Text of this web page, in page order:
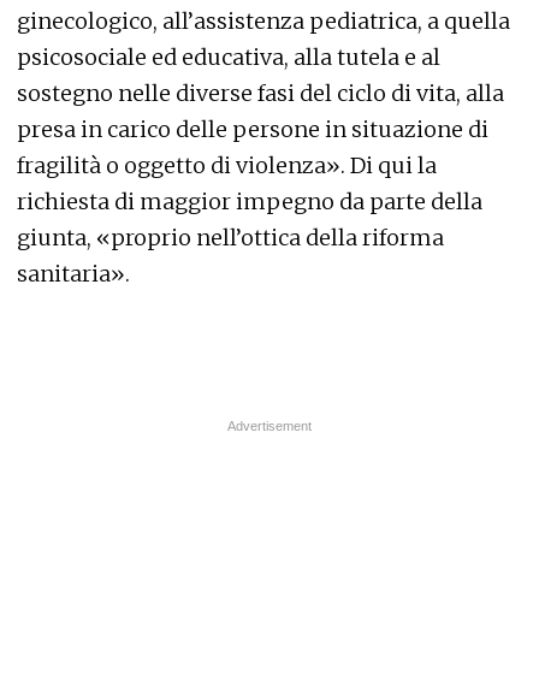
ginecologico, all’assistenza pediatrica, a quella
psicosociale ed educativa, alla tutela e al
sostegno nelle diverse fasi del ciclo di vita, alla
presa in carico delle persone in situazione di
fragilità o oggetto di violenza». Di qui la
richiesta di maggior impegno da parte della
giunta, «proprio nell’ottica della riforma
sanitaria».